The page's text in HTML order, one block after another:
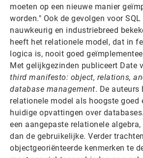
moeten op een nieuwe manier
worden." Ook de gevolgen voor SQL
nauwkeurig en industriebreed
heeft het relationele model, dat in
logica is, nooit goed
Met gelijkgezinden publiceert Date
third manifesto: object, relations,
database management. De auteurs
relationele model als hoogste goed
huidige opvattingen over
een aangepaste relationele
dan de gebruikelijke. Verder
objectgeoriënteerde kenmerken te